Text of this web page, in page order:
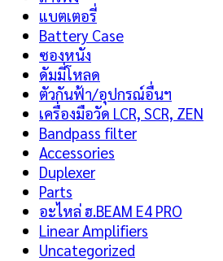
แบตเตอรี่
Battery Case
ซองหนัง
ดัมมี่โหลด
ตัวกันฟ้า/อุปกรณ์อื่นฯ
เครื่องมือวัด LCR, SCR, ZEN
Bandpass filter
Accessories
Duplexer
Parts
อะไหล่ ฮ.BEAM E4 PRO
Linear Amplifiers
Uncategorized